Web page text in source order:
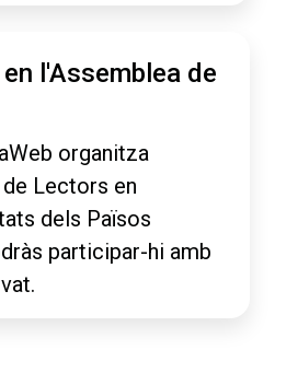
l'Assemblea de
organitza
de Lectors en
dels Països
participar-hi amb